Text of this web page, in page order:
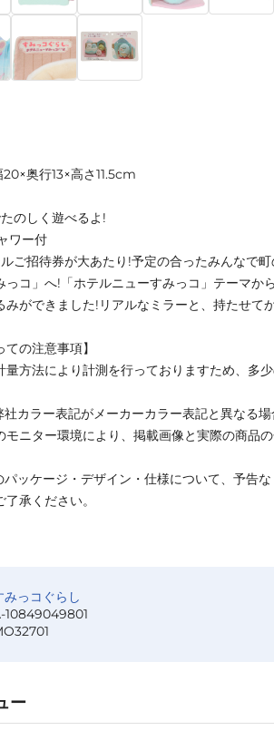
奥行13×高さ11.5cm
のしく遊べるよ!
ワー付
ご招待券が大あたり!予定の合ったみんなで
っコ」へ!「ホテルニューすみっコ」テーマか
ができました!リアルなミラーと、持たせて
ての注意事項】
方法により計測を行っておりますため、多
カラー表記がメーカーカラー表記と異なる場
ニター環境により、掲載画像と実際の商品
ッケージ・デザイン・仕様について、予告
承ください。
みっコぐらし
10849049801
ー